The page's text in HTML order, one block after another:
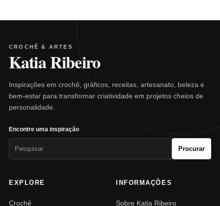
CROCHÊ & ARTES
Katia Ribeiro
Inspirações em crochê, gráficos, receitas, artesanato, beleza e
bem-estar para transformar criatividade em projetos cheios de
personalidade.
Encontre uma inspiração
Procurar
EXPLORE
Crochê
INFORMAÇÕES
Sobre Katia Ribeiro